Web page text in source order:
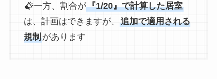
一方、割合が『1/20』で計算した居室
は、計画はできますが、 追加で適用される
規制があります